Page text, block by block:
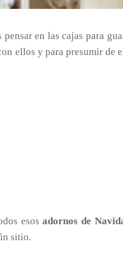
pensar en las cajas para
ellos y para presumir de
esosadornos de
sitio.